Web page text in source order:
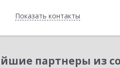
Показать контакты
Назад
партнеры из